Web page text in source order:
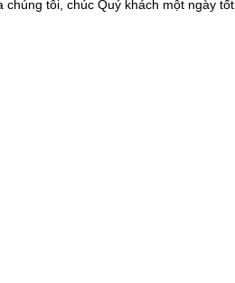
tôi, chúc Quý khách một ngày tốt